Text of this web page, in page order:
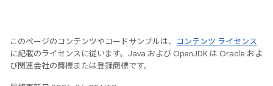
このページのコンテンツやコードサンプルは、
コンテンツ ライセンス
に記載のライセンスに従います。Java および OpenJDK は Oracle およ
び関連会社の商標または登録商標です。